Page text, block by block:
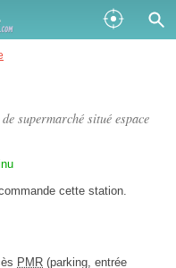
supermarché situé espace
cette station.
PMR (parking, entrée